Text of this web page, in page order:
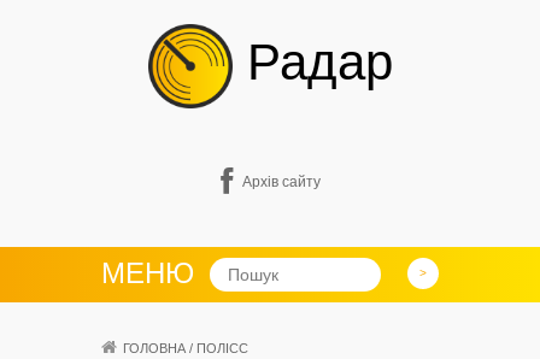
Радар
Архів сайту
МЕНЮ
ГОЛОВНА / ПОЛІСС